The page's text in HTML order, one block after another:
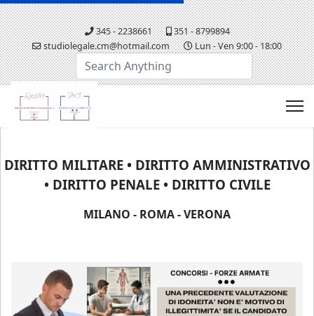
345 - 2238661
351 - 8799894
studiolegale.cm@hotmail.com
Lun - Ven 9:00 - 18:00
DIRITTO MILITARE • DIRITTO AMMINISTRATIVO
• DIRITTO PENALE • DIRITTO CIVILE
MILANO - ROMA - VERONA